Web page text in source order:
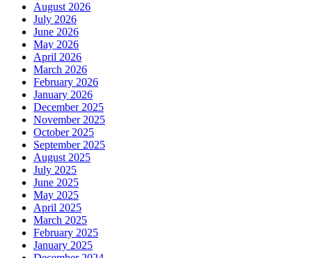
August 2026
July 2026
June 2026
May 2026
April 2026
March 2026
February 2026
January 2026
December 2025
November 2025
October 2025
September 2025
August 2025
July 2025
June 2025
May 2025
April 2025
March 2025
February 2025
January 2025